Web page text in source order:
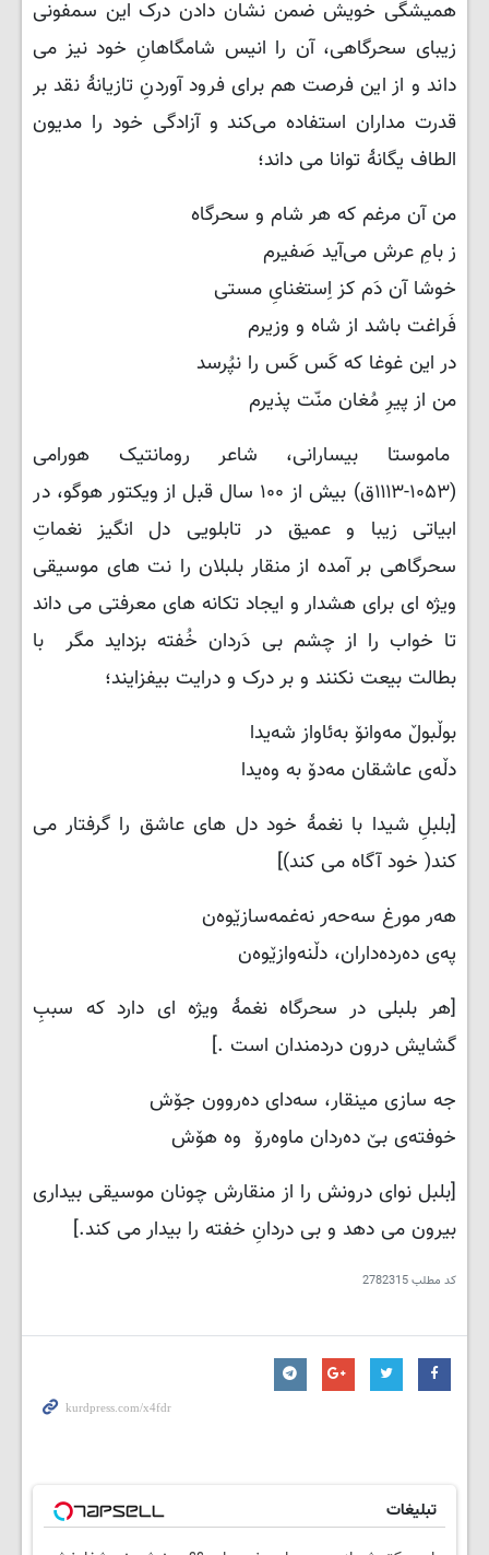
همیشگی خویش ضمن نشان دادن درک این سمفونی
زیبای سحرگاهی، آن را انیس شامگاهانِ خود نیز می
داند و از این فرصت هم برای فرود آوردنِ تازیانهٔ نقد بر
قدرت مداران استفاده می‌کند و آزادگی خود را مدیون
الطاف یگانهٔ توانا می داند؛
من آن مرغم که هر شام و سحرگاه
ز بامِ عرش می‌آید صَفیرم
خوشا آن دَم کز اِستغنایِ مستی
فَراغت باشد از شاه و وزیرم
در این غوغا که کَس کَس را نپُرسد
من از پیرِ مُغان منّت پذیرم
ماموستا بیسارانی، شاعر رومانتیک هورامی
(۱۰۵۳-۱۱۱۳ق) بیش از ۱۰۰ سال قبل از ویکتور هوگو، در
ابیاتی زیبا و عمیق در تابلویی دل انگیز نغماتِ
سحرگاهی بر آمده از منقار بلبلان را نت های موسیقی
ویژه ای برای هشدار و ایجاد تکانه های معرفتی می داند
تا خواب را از چشم بی دَردان خُفته بزداید مگر با
بطالت بیعت نکنند و بر درک و درایت بیفزایند؛
بوڵبوڵ مەوانۆ بەئاواز شەیدا
دڵەی عاشقان مەدۆ بە وەیدا
[بلبلِ شیدا با نغمهٔ خود دل های عاشق را گرفتار می
کند( خود آگاه می کند)]
هەر مورغ سەحەر نەغمەسازێوەن
پەی دەردەداران، دڵنەوازێوەن
[هر بلبلی در سحرگاه نغمهٔ ویژه ای دارد که سببِ
گشایش درون دردمندان است .]
جە سازی مینقار، سەدای دەروون جۆش
خوفتەی بێ دەردان ماوەرۆ وە هۆش
[بلبل نوای درونش را از منقارش چونان موسیقی بیداری
بیرون می دهد و بی دردانِ خفته را بیدار می کند.]
کد مطلب2782315
تبلیغات